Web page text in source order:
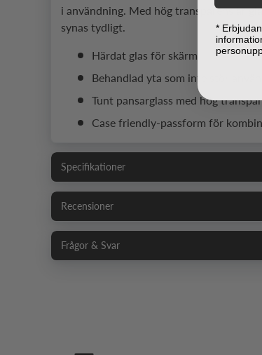
i användning. Med hög transparens är
synas tydligt.
Härdat glas för skärm
Behandlad yta som inte stör
Tunt pansarglass med hög
Case friendly-passform för
Specifikationer
Recensioner
Frågor & Svar
*